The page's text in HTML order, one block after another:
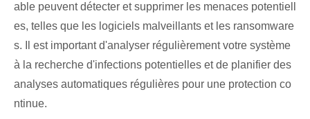
able peuvent détecter et supprimer les menaces potentiell
es, telles que les logiciels malveillants et les ransomware
s. Il est important d'analyser régulièrement votre système
à la recherche d'infections potentielles et de planifier des
analyses automatiques régulières pour une protection co
ntinue.